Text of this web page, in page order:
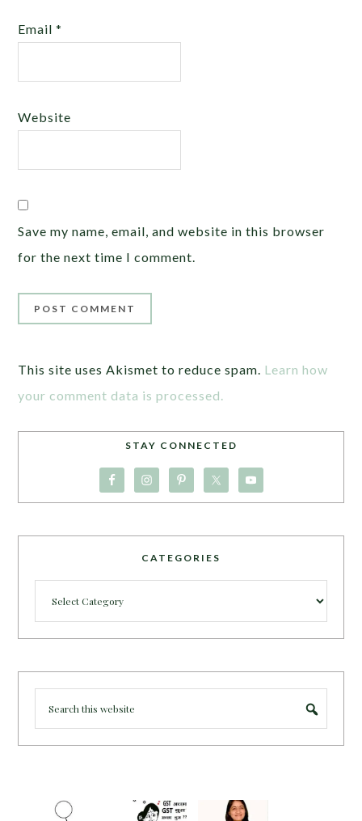
Email*
Website
Save my name, email, and website in this browser
for the next time I comment.
This site uses Akismet to reduce spam. Learn how
your comment data is processed.
STAY CONNECTED
CATEGORIES